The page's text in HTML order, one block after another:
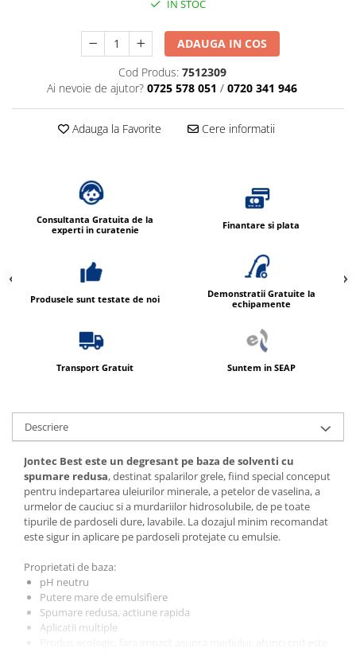
Dispensere odorizante
Dispensere prosoape pliate (Z)
Dispensere pungi igiena feminina
Dispensere rola hartie industriala
servetele faciale
Dozatoare sapun lichid
Uscatoare de maini si par
Uscatoare de maini
Uscatoare de par
Produse ingrijire personala
Crema de corp
Sampon si gel de dus
Sapun spuma
Acoperitori toaleta
Cearceaf hartie & cearceaf hartie
Hartie igienica
Prosoape hartie pliate
Pungi igienice
Role hartie industriala
Role prosop hartie
IN STOC
ADAUGA IN COS
Cod Produs: 7512309
Ai nevoie de ajutor? 0725 578 051 / 0720 341 946
Adauga la Favorite Cere informatii
Consultanta Gratuita de la
experti in curatenie
Finantare si plata
Produsele sunt testate de noi
Demonstratii Gratuite la
echipamente
Transport Gratuit Suntem in SEAP
Descriere
Jontec Best este un degresant pe baza de solventi cu
spumare redusa, destinat spalarilor grele, fiind special conceput
pentru indepartarea uleiurilor minerale, a petelor de vaselina, a
urmelor de cauciuc si a murdariilor hidrosolubile, de pe toate
tipurile de pardoseli dure, lavabile. La dozajul minim recomandat
este sigur in aplicare pe pardoseli protejate cu emulsie.
Proprietati de baza:
pH neutru
Putere mare de emulsifiere
Spumare redusa, actiune rapida
Aplicatii multiple